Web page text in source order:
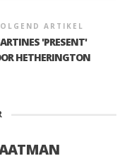
ARTIKEL
'PRESENT'
HETHERINGTON